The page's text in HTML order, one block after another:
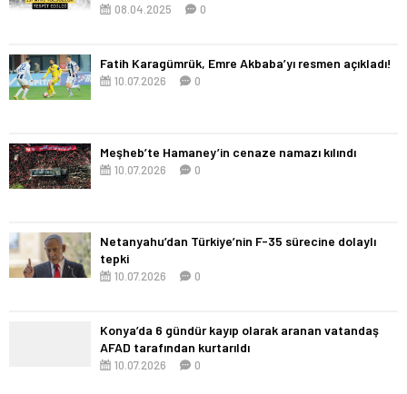
08.04.2025 0
Fatih Karagümrük, Emre Akbaba’yı resmen açıkladı!
10.07.2026 0
Meşheb’te Hamaney’in cenaze namazı kılındı
10.07.2026 0
Netanyahu’dan Türkiye’nin F-35 sürecine dolaylı
tepki
10.07.2026 0
Konya’da 6 gündür kayıp olarak aranan vatandaş
AFAD tarafından kurtarıldı
10.07.2026 0